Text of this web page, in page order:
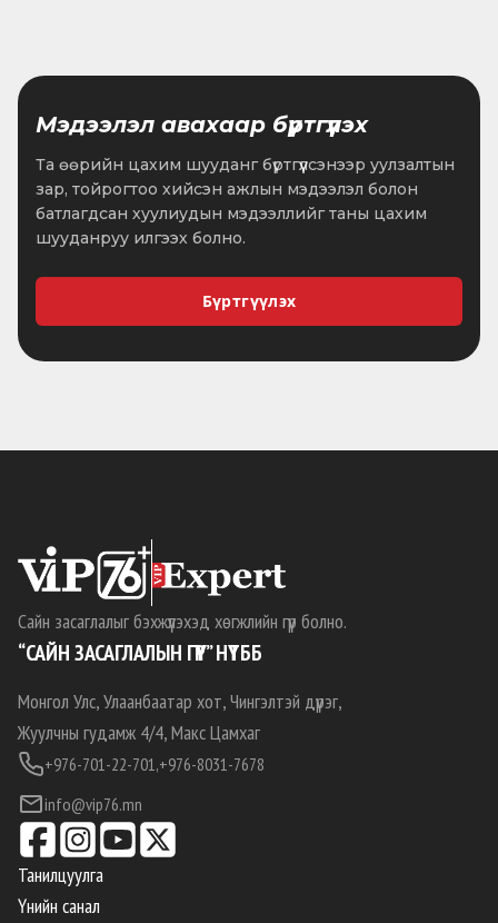
Мэдээлэл авахаар бүртгүүлэх
Та өөрийн цахим шууданг бүртгүүлсэнээр уулзалтын
зар, тойрогтоо хийсэн ажлын мэдээлэл болон
батлагдсан хуулиудын мэдээллийг таны цахим
шууданруу илгээх болно.
Бүртгүүлэх
Сайн засаглалыг бэхжүүлэхэд хөгжлийн гүүр болно.
“САЙН ЗАСАГЛАЛЫН ГҮҮР” НҮТББ
Монгол Улс, Улаанбаатар хот, Чингэлтэй дүүрэг,
Жуулчны гудамж 4/4, Макс Цамхаг
+976-701-22-701,+976-8031-7678
info@vip76.mn
Танилцуулга
Үнийн санал